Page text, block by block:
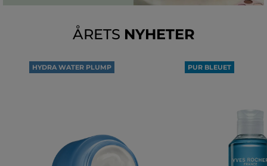
ÅRETS NYHETER
HYDRA WATER PLUMP PUR BLEUET